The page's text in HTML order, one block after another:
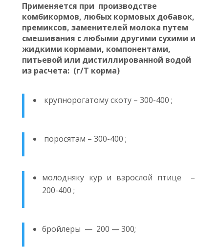
Применяется при производстве
комбикормов, любых кормовых добавок,
премиксов, заменителей молока путем
смешивания с любыми другими сухими и
жидкими кормами, компонентами,
питьевой или дистиллированной водой
из расчета: (г/Т корма)
крупнорогатому скоту – 300-400 ;
поросятам – 300-400 ;
молодняку кур и взрослой птице –
200-400 ;
бройлеры — 200 — 300;